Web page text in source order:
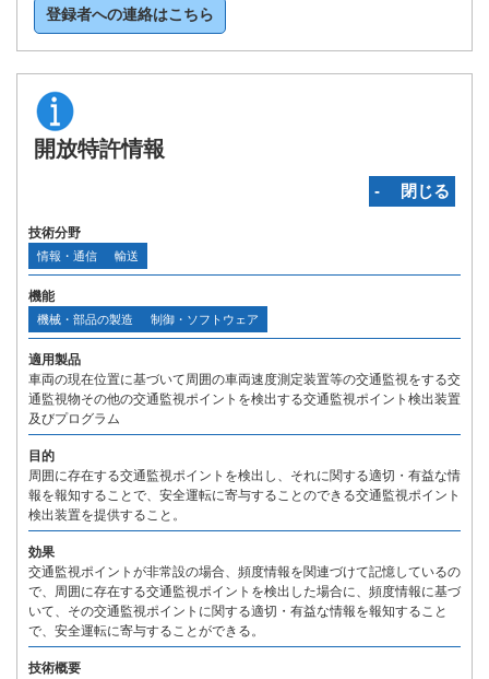
登録者への連絡はこちら
開放特許情報
‐ 閉じる
技術分野
情報・通信 輸送
機能
機械・部品の製造 制御・ソフトウェア
適用製品
車両の現在位置に基づいて周囲の車両速度測定装置等の交通監視をする交
通監視物その他の交通監視ポイントを検出する交通監視ポイント検出装置
及びプログラム
目的
周囲に存在する交通監視ポイントを検出し、それに関する適切・有益な情
報を報知することで、安全運転に寄与することのできる交通監視ポイント
検出装置を提供すること。
効果
交通監視ポイントが非常設の場合、頻度情報を関連づけて記憶しているの
で、周囲に存在する交通監視ポイントを検出した場合に、頻度情報に基づ
いて、その交通監視ポイントに関する適切・有益な情報を報知すること
で、安全運転に寄与することができる。
技術概要